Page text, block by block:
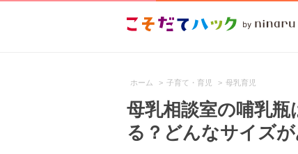
ホーム > 子育て・育児 > 母乳育児
母乳相談室の哺乳
る？どんなサイズが